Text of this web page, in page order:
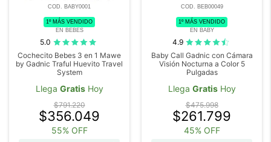
COD. BABY0001
1º MÁS VENDIDO
EN BEBES
5.0
Cochecito Bebes 3 en 1 Mawe
by Gadnic Traful Huevito Travel
System
Llega GratisHoy
$791.220
$356.049
55% OFF
COD. BEB00049
1º MÁS VENDIDO
EN BABY
4.9
Baby Call Gadnic con Cámara
Visión Nocturna a Color 5
Pulgadas
Llega GratisHoy
$475.998
$261.799
45% OFF